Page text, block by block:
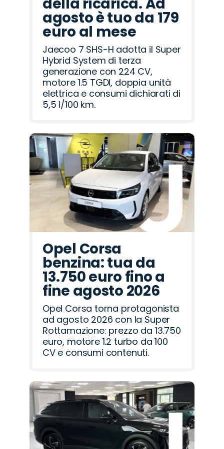
della ricarica. Ad
agosto è tuo da 179
euro al mese
Jaecoo 7 SHS-H adotta il Super
Hybrid System di terza
generazione con 224 CV,
motore 1.5 TGDI, doppia unità
elettrica e consumi dichiarati di
5,5 l/100 km.
Opel Corsa
benzina: tua da
13.750 euro fino a
fine agosto 2026
Opel Corsa torna protagonista
ad agosto 2026 con la Super
Rottamazione: prezzo da 13.750
euro, motore 1.2 turbo da 100
CV e consumi contenuti.